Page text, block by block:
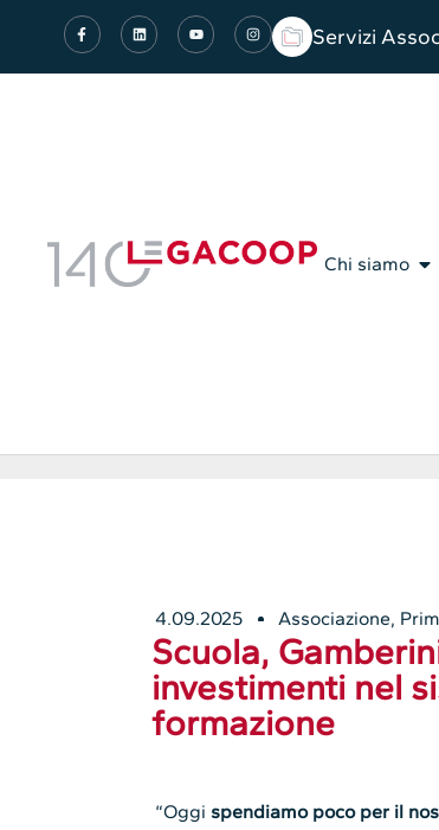
Servizi
Chi siamo
4.09.2025 Associazione,
Scuola,
investimenti nel
formazione
“Oggi spendiamo poco per il